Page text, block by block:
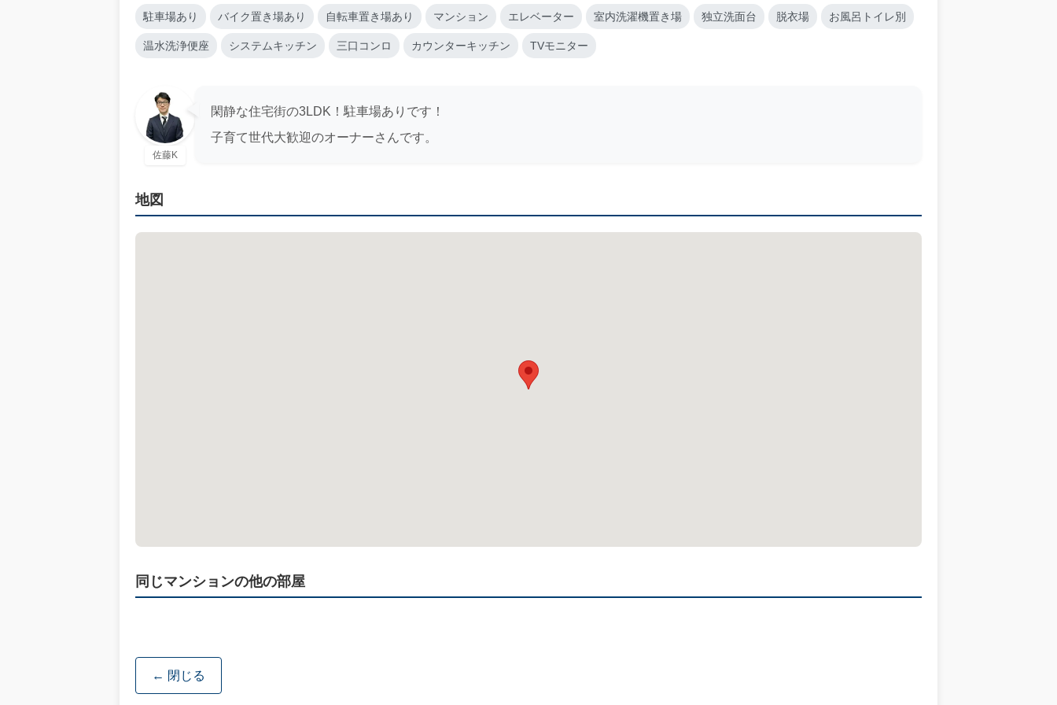
駐車場あり バイク置き場あり 自転車置き場あり マンション エレベーター 室内洗濯機置き場 独立洗面台 脱衣場 お風呂トイレ別
温水洗浄便座 システムキッチン 三口コンロ カウンターキッチン TVモニター
佐藤K
閑静な住宅街の3LDK！駐車場ありです！
子育て世代大歓迎のオーナーさんです。
地図
同じマンションの他の部屋
← 閉じる